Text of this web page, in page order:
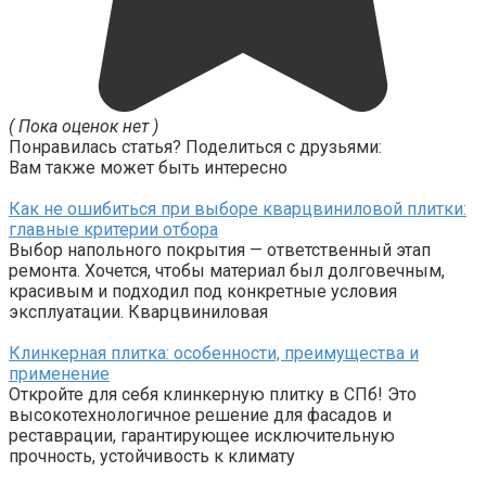
( Пока оценок нет )
Понравилась статья? Поделиться с друзьями:
Вам также может быть интересно
Как не ошибиться при выборе кварцвиниловой плитки:
главные критерии отбора
Выбор напольного покрытия — ответственный этап
ремонта. Хочется, чтобы материал был долговечным,
красивым и подходил под конкретные условия
эксплуатации. Кварцвиниловая
Клинкерная плитка: особенности, преимущества и
применение
Откройте для себя клинкерную плитку в СПб! Это
высокотехнологичное решение для фасадов и
реставрации, гарантирующее исключительную
прочность, устойчивость к климату